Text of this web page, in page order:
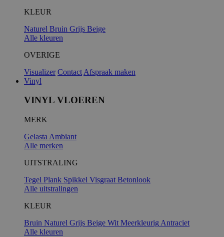
KLEUR
Naturel Bruin Grijs Beige
Alle kleuren
OVERIGE
Visualizer Contact Afspraak maken
Vinyl
VINYL VLOEREN
MERK
Gelasta Ambiant
Alle merken
UITSTRALING
Tegel Plank Spikkel Visgraat Betonlook
Alle uitstralingen
KLEUR
Bruin Naturel Grijs Beige Wit Meerkleurig Antraciet
Alle kleuren